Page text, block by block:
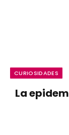
CURIOSIDADES
La